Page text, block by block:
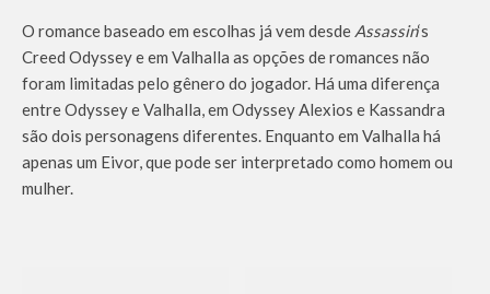
O romance baseado em escolhas já vem desde Assassin‘s
Creed Odyssey e em Valhalla as opções de romances não
foram limitadas pelo gênero do jogador. Há uma diferença
entre Odyssey e Valhalla, em Odyssey Alexios e Kassandra
são dois personagens diferentes. Enquanto em Valhalla há
apenas um Eivor, que pode ser interpretado como homem ou
mulher.